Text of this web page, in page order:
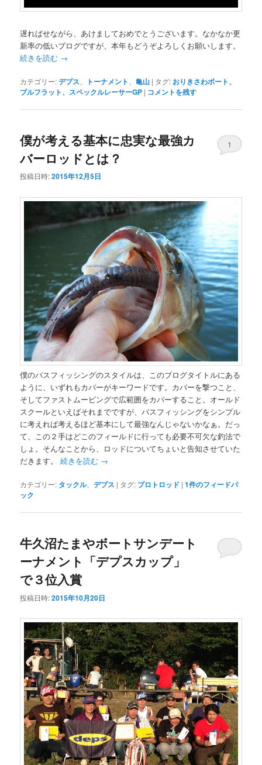
遅ればせながら、あけましておめでとうございます。なかなか更
新率の低いブログですが、本年もどうぞよろしくお願いします。
続きを読む →
カテゴリー:デプス トーナメント 、亀山 | タグ: おりきさわボート、
ブルフラット、スペックルレーサーGP | コメントを残す
僕が考える基本に忠実な最強カ
バーロッドとは？
投稿日時:2015年12月5日
1
僕のバスフィッシングのスタイルは、このブログタイトルにある
ように、いずれもカバーがキーワードです。カバーを撃つこと、
そしてファストムービングで広範囲をカバーすること。オールド
スクールといえばそれまでですが、バスフィッシングをシンプル
に考えれば考えるほど基本にして最強なんじゃないかなぁ。だっ
て、この２手はどこのフィールドに行っても必要不可欠な釣法で
しょ。そんなことから、ロッドについてちょいと告知させていた
だきます。続きを読む →
カテゴリー: タックル、デプス | タグ: プロトロッド |1件のフィードバ
ック
牛久沼たまやボートサンデート
ーナメント「デプスカップ」
で３位入賞
投稿日時:2015年10月20日